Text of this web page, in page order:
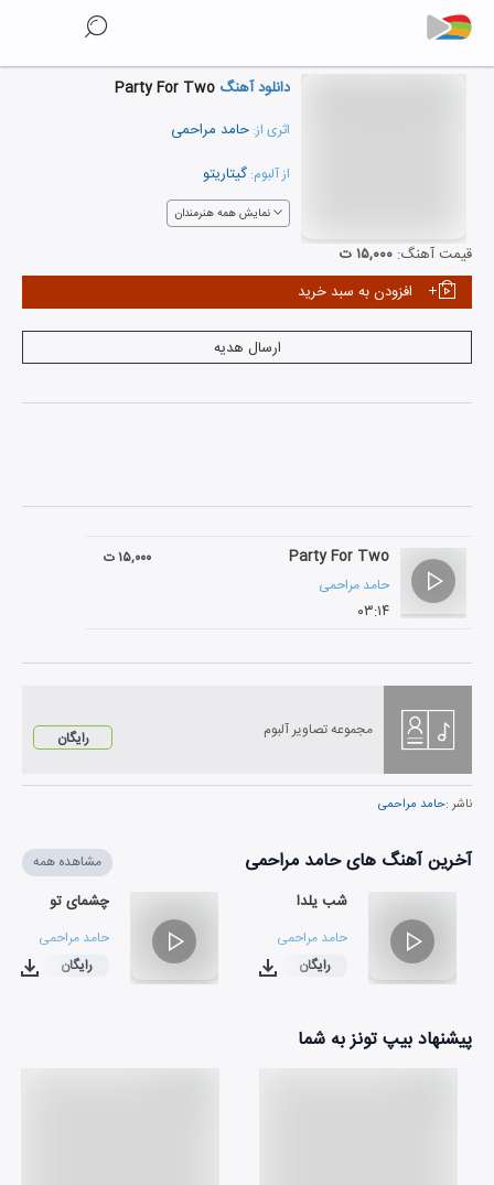
دانلود آهنگ Party For Two
اثری از: حامد مراحمی
از آلبوم: گیتاریتو
نمایش همه هنرمندان
قیمت آهنگ: ۱۵,۰۰۰ ت
افزودن به سبد خرید
ارسال هدیه
Party For Two
حامد مراحمی
۰۳:۱۴
۱۵,۰۰۰ ت
مجموعه تصاویر آلبوم رایگان
ناشر :حامد مراحمی
آخرین آهنگ های حامد مراحمی مشاهده همه
شب یلدا
حامد مراحمی
۰۲:۲۷رایگان
چشمای تو
حامد مراحمی
۰۳:۱۴
رایگان
پیشنهاد بیپ تونز به شما